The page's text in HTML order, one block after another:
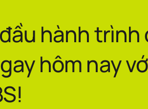
hành trình
hôm nay